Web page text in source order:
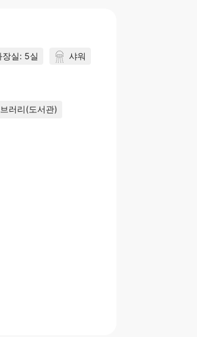
장실: 5실 샤워
러리(도서관)